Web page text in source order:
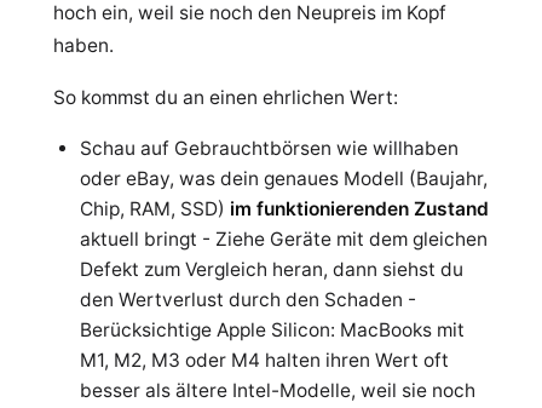
hoch ein, weil sie noch den Neupreis im Kopf
haben.
So kommst du an einen ehrlichen Wert:
Schau auf Gebrauchtbörsen wie willhaben
oder eBay, was dein genaues Modell (Baujahr,
Chip, RAM, SSD) im funktionierenden Zustand
aktuell bringt - Ziehe Geräte mit dem gleichen
Defekt zum Vergleich heran, dann siehst du
den Wertverlust durch den Schaden -
Berücksichtige Apple Silicon: MacBooks mit
M1, M2, M3 oder M4 halten ihren Wert oft
besser als ältere Intel-Modelle, weil sie noch